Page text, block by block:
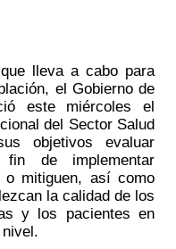
lleva a cabo para
el Gobierno de
este miércoles el
del Sector Salud
objetivos evaluar
de implementar
o mitiguen, así como
la calidad de los
y los pacientes en